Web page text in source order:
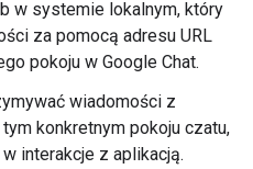
w systemie lokalnym, który
za pomocą adresu URL
pokoju w Google Chat.
wiadomości z
konkretnym pokoju czatu,
interakcje z aplikacją.